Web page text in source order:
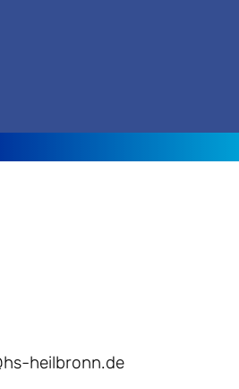
heilbronn.de